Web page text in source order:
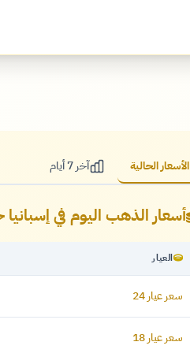
الأسعار الحالية آخر 7 أيام
أسعار الذهب اليوم في
العيار
سعر عيار 24
سعر عيار 18